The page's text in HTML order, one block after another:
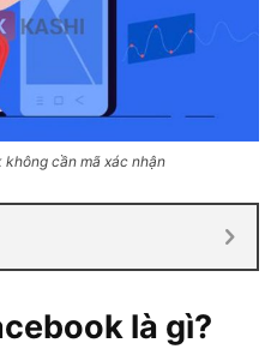
cần mã xác nhận
là gì?